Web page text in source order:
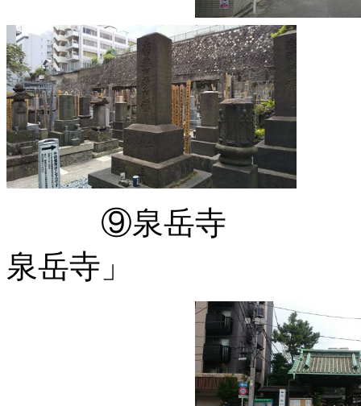
⑨泉岳寺 「それ
泉岳寺」